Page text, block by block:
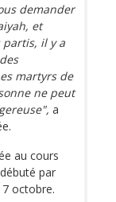
demander
et
partis, il y a
martyrs de
ne peut
a
au cours
par
octobre.